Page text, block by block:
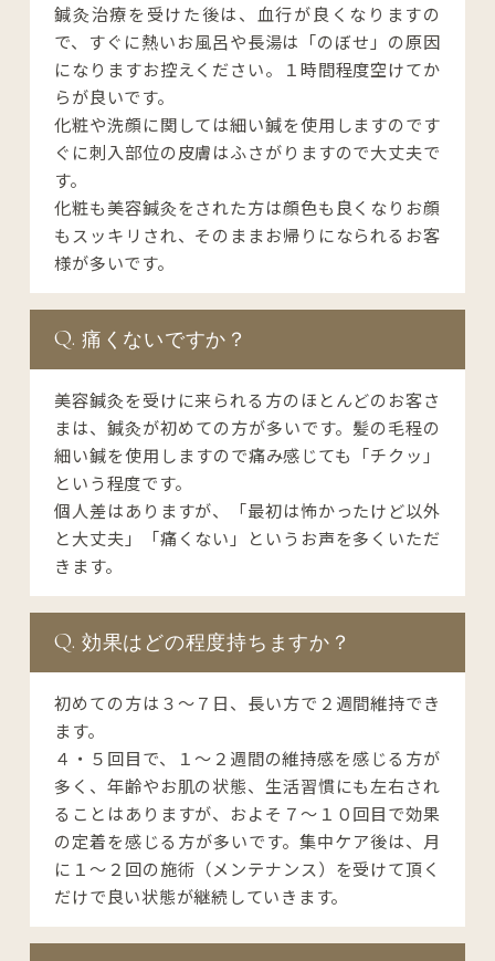
鍼灸治療を受けた後は、血行が良くなりますの
で、すぐに熱いお風呂や長湯は「のぼせ」の原因
になりますお控えください。１時間程度空けてか
らが良いです。
化粧や洗顔に関しては細い鍼を使用しますのです
ぐに刺入部位の皮膚はふさがりますので大丈夫で
す。
化粧も美容鍼灸をされた方は顔色も良くなりお顔
もスッキリされ、そのままお帰りになられるお客
様が多いです。
痛くないですか？
美容鍼灸を受けに来られる方のほとんどのお客さ
まは、鍼灸が初めての方が多いです。髪の毛程の
細い鍼を使用しますので痛み感じても「チクッ」
という程度です。
個人差はありますが、「最初は怖かったけど以外
と大丈夫」「痛くない」というお声を多くいただ
きます。
効果はどの程度持ちますか？
初めての方は３〜７日、長い方で２週間維持でき
ます。
４・５回目で、１〜２週間の維持感を感じる方が
多く、年齢やお肌の状態、生活習慣にも左右され
ることはありますが、およそ７〜１０回目で効果
の定着を感じる方が多いです。集中ケア後は、月
に１〜２回の施術（メンテナンス）を受けて頂く
だけで良い状態が継続していきます。